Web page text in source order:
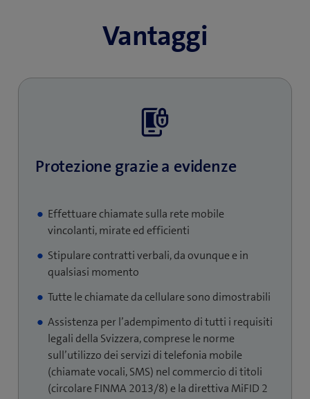
Vantaggi
Protezione grazie a evidenze
Effettuare chiamate sulla rete mobile
vincolanti, mirate ed efficienti
Stipulare contratti verbali, da ovunque e in
qualsiasi momento
Tutte le chiamate da cellulare sono dimostrabili
Assistenza per l’adempimento di tutti i requisiti
legali della Svizzera, comprese le norme
sull’utilizzo dei servizi di telefonia mobile
(chiamate vocali, SMS) nel commercio di titoli
(circolare FINMA 2013/8) e la direttiva MiFID 2